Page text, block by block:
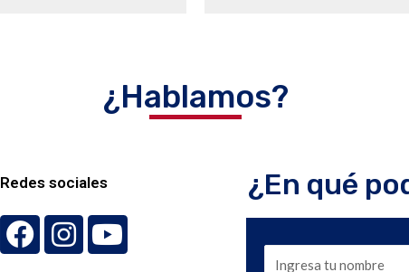
¿Hablamos?
Redes sociales
F
a
I
n
Y
o
¿En qué